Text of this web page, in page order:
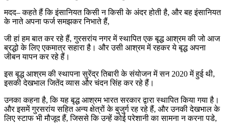
मदद– कहते हैं कि इंसानियत किसी न किसी के अंदर होती है, और बह इंसानियत
के नाते अपना फर्ज समझकर निभाते हैं,
जी हां हम बात कर रहे हैं, गुरसरांय नगर में स्थापित एक बृद्ध आश्रम की जो आज
ब्रद्धो के लिए एकमात्र सहारा है। और उसी आश्रम में रहकर ये बृद्ध अपना
जीबन यापन कर रहे हैं।
इस बृद्ध आश्रम की स्थापना सुरेंद्र तिबारी के संयोजन में सन 2020 में हुई थी,
इसकी देखभाल जितेंद व्यास और चंदन सिंह कर रहे हैं।
उनका कहना है, कि यह बृद्ध आश्रम भारत सरकार द्वारा स्थापित किया गया है।
और इसमें गुरसरांय सहित अन्य क्षेत्रों के बुजुर्ग रह रहे हैं, और उनकी देखभाल के
लिए स्टाफ भी मौजूद हैं, जिससे कि उन्हें कोई परेशानी का सामना न करना पडे,